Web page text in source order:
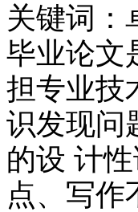
关键词：
毕业论文
担专业技
识发现问
的设 计
点、写作